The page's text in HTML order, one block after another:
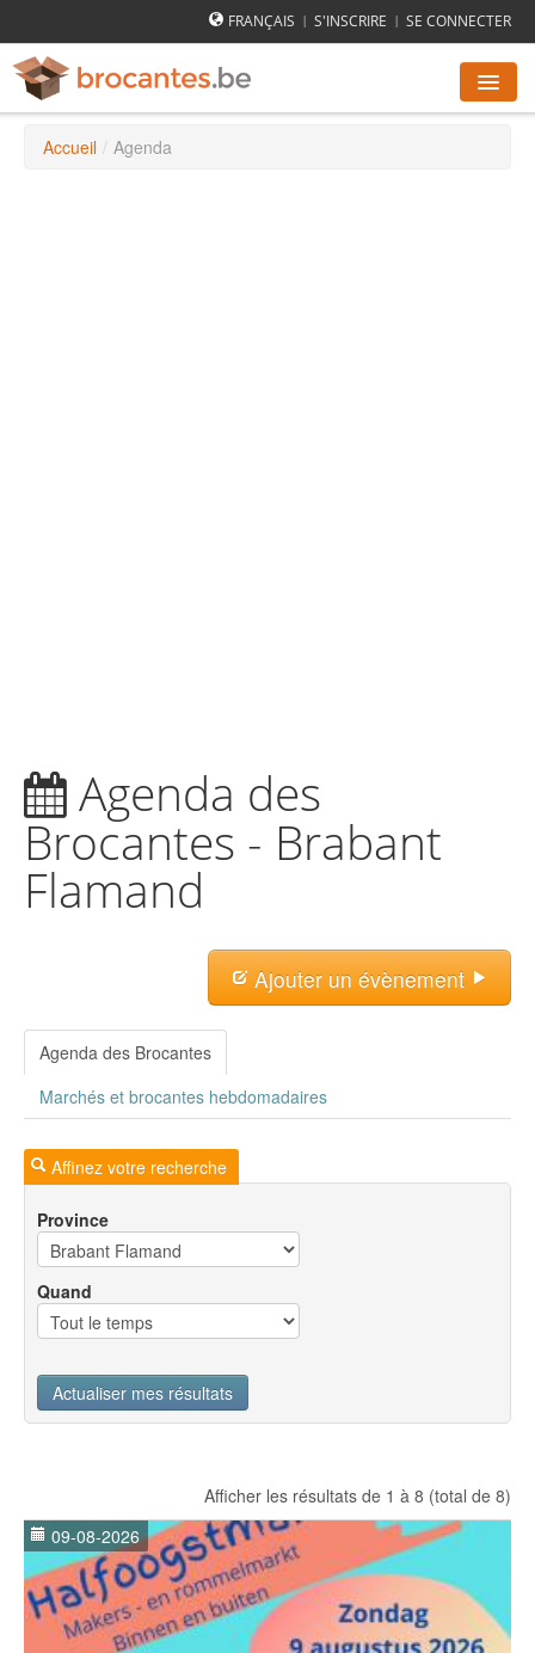
FRANÇAIS | S'INSCRIRE | SE CONNECTER
AGENDA DES BROCANTES
Accueil / Agenda
Agenda des
Brocantes - Brabant
Flamand
Ajouter un évènement
Agenda des Brocantes
Marchés et brocantes hebdomadaires
Affinez votre recherche
Province
Quand
Actualiser mes résultats
Afficher les résultats de 1 à 8 (total de 8)
09-08-2026